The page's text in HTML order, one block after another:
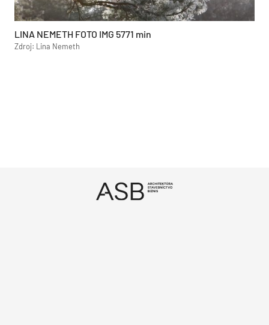
LINA NEMETH FOTO IMG 5771 min
Zdroj: Lina Nemeth